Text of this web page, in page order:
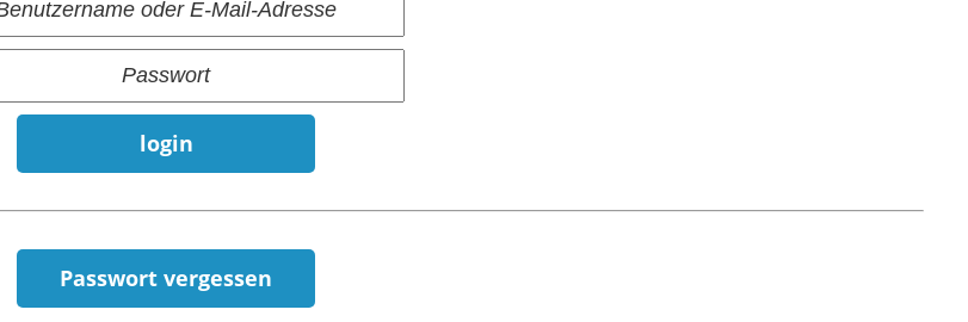
login
Passwort vergessen